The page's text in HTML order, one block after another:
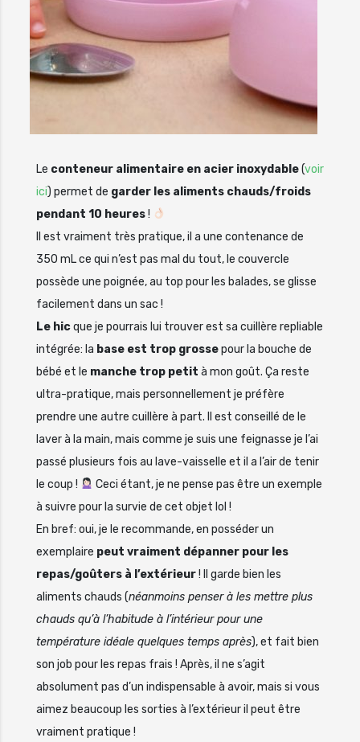
Le conteneur alimentaire en acier inoxydable(voir
ici) permet de garder les aliments chauds/froids
pendant 10 heures!
Il est vraiment très pratique, il a une contenance de
350 mL ce qui n’est pas mal du tout, le couvercle
possède une poignée, au top pour les balades, se glisse
facilement dans un sac !
Le hicque je pourrais lui trouver est sa cuillère repliable
intégrée: la base est trop grossepour la bouche de
bébé et le manche trop petit à mon goût. Ça reste
ultra-pratique, mais personnellement je préfère
prendre une autre cuillère à part. Il est conseillé de le
laver à la main, mais comme je suis une feignasse je l’ai
passé plusieurs fois au lave-vaisselle et il a l’air de tenir
le coup !
Ceci étant, je ne pense pas être un exemple
à suivre pour la survie de cet objet lol !
En bref: oui, je le recommande, en posséder un
exemplaire peut vraiment dépanner pour les
repas/goûters à l’extérieur! Il garde bien les
aliments chauds (néanmoins penser à les mettre plus
chauds qu’à l’habitude à l’intérieur pour une
température idéale quelques temps après), et fait bien
son job pour les repas frais ! Après, il ne s’agit
absolument pas d’un indispensable à avoir, mais si vous
aimez beaucoup les sorties à l’extérieur il peut être
vraiment pratique !